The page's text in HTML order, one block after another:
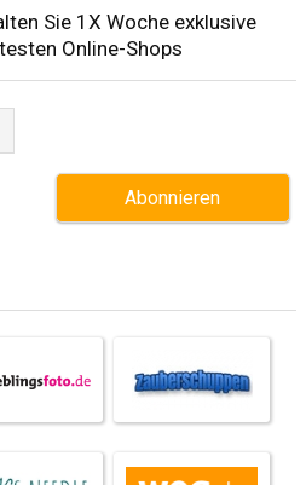
Sie 1X Woche exklusive
Online-Shops​